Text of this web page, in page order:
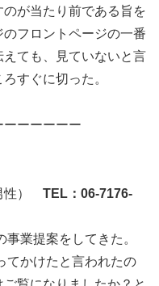
が当たり前である旨を
フロントページの一番
えても、見ていないと言
すぐに切った。
ーーーーー
性） TEL：06-7176-
業提案をしてきた。
てかけたと言われたの